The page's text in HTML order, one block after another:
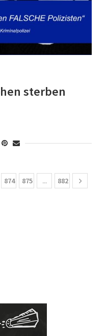
sterben
874 875 … 882